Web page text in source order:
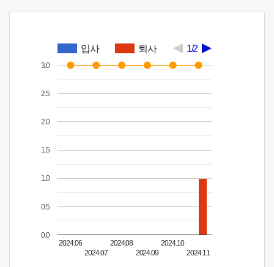
입사 퇴사 1/2
2024.06
2024.07
2024.08
2024.09
2024.10
2024.11
0.0
0.5
1.0
1.5
2.0
2.5
3.0